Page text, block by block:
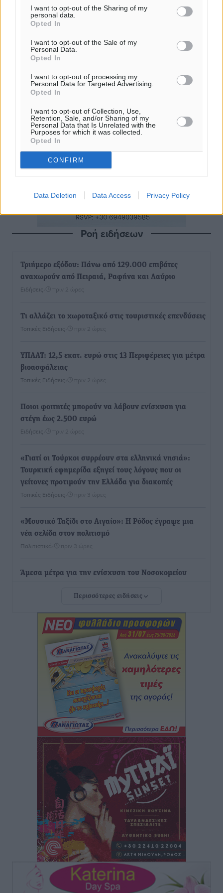
I want to opt-out of the Sharing of my
personal data.
Opted In
I want to opt-out of the Sale of my
Personal Data.
Opted In
I want to opt-out of processing my
Personal Data for Targeted Advertising.
Opted In
I want to opt-out of Collection, Use,
Retention, Sale, and/or Sharing of my
Personal Data that Is Unrelated with the
Purposes for which it was collected.
Opted In
CONFIRM
Data Deletion Data Access Privacy Policy
Ροή ειδήσεων
Τριήμερο εξόδου: Πάνω από 129.000 επιβάτες
αναχωρούν από Πειραιά, Ραφήνα και Λαύριο
Ειδήσεις πριν 2 ώρες
Τι αλλάζει το χωροταξικό στις τουριστικές επενδύσεις
Τοπικές Ειδήσεις πριν 2 ώρες
ΥΠΑΑΤ: 12,5 εκατ. ευρώ στις 13 Περιφέρειες για μέτρα
βιοασφάλειας
Τοπικές Ειδήσεις πριν 2 ώρες
Ποιοι φοιτητές μπορούν να λάβουν ενίσχυση για
στέγη έως 2.500 ευρώ
Ειδήσεις πριν 2 ώρες
«Γιατί οι Τούρκοι συρρέουν στα ελληνικά νησιά»:
Τουρκική εφημερίδα εξηγεί τους λόγους που οι
γείτονες προτιμούν την Ελλάδα για διακοπές
Τοπικές Ειδήσεις πριν 3 ώρες
«Μουσικό Ταξίδι στο Αιγαίο»: Η Ρόδος έγραψε μια
νέα σελίδα στον πολιτισμό
Πολιτιστικά πριν 3 ώρες
Άμεσα μέτρα για την ενίσχυση του Νοσοκομείου
ανακοίνωσε ο Άδωνις Γεωργιάδης
Iατρικός Σύλλογος Ροδου προς Α. Γεωργιάδη:
Στρατηγικές Προτάσεις για την Ενίσχυση της
Δημόσιας Υγείας στη Νησιωτική Ελλάδα και στα
Νοσοκομεία της Γ΄ Ζώνης
Τοπικές Ειδήσεις πριν 3 ώρες
Πάνθηρες: Ξεκίνησαν αισιόδοξοι για την παρθενική
“πτήση” τους
Αθλητικά• πριν 3 ώρες
Άρης Αρχαγγέλου: Στο πλευρό του άτυχου Ιάκωβου
πριν 4 ώρες
Φοίβος: Η μεγάλη επιστροφή του Μπρένο Σαλβατιέρα
Αθλητικά• πριν 4 ώρες
Κλεάνθης: Έτοιμες οι κάρτες διαρκείας της νέας
σεζόν
Αθλητικά πριν 4 ώρες
Περισσότερες ειδήσεις